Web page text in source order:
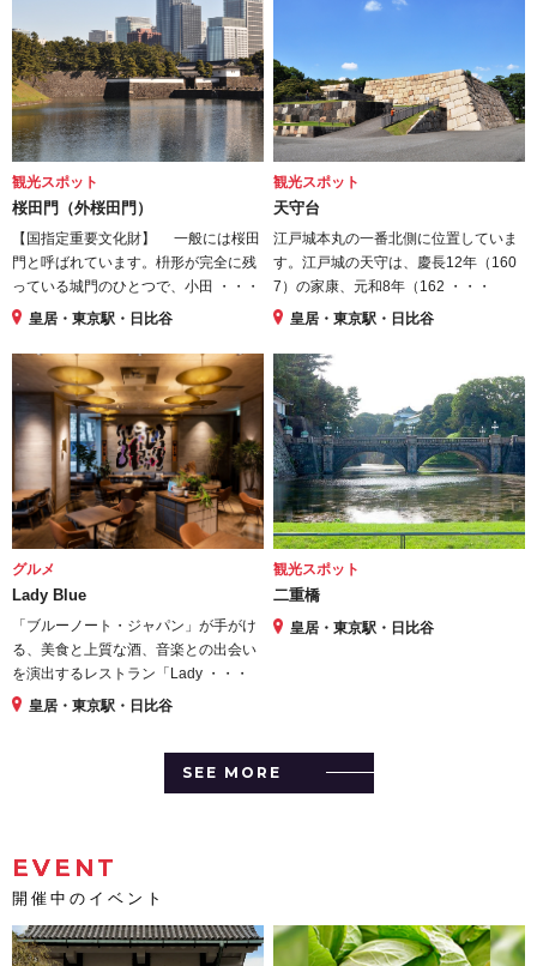
観光スポット
桜田門（外桜田門）
【国指定重要文化財】 一般には桜田
門と呼ばれています。枡形が完全に残
っている城門のひとつで、小田 ・・・
皇居・東京駅・日比谷
観光スポット
天守台
江戸城本丸の一番北側に位置していま
す。江戸城の天守は、慶長12年（160
7）の家康、元和8年（162 ・・・
皇居・東京駅・日比谷
グルメ
Lady Blue
「ブルーノート・ジャパン」が手がけ
る、美食と上質な酒、音楽との出会い
を演出するレストラン「Lady ・・・
皇居・東京駅・日比谷
観光スポット
二重橋
皇居・東京駅・日比谷
SEE MORE
EVENT
開催中のイベント